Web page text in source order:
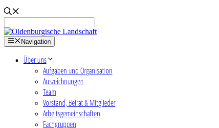
Navigation
Über uns
Aufgaben und Organisation
Auszeichnungen
Team
Vorstand, Beirat & Mitglieder
Arbeitsgemeinschaften
Fachgruppen